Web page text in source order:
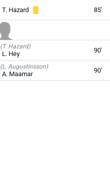
T. Hazard 85'
(T. Hazard)
L. Hey 90'
(L. Augustinsson)
A. Maamar 90'